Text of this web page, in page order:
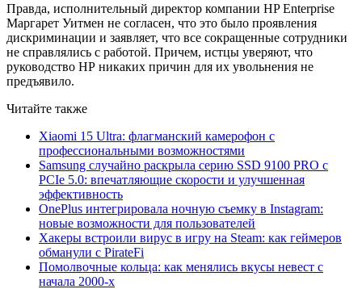
Правда, исполнительный директор компании HP Enterprise
Маргарет Уитмен не согласен, что это было проявления
дискриминации и заявляет, что все сокращенные сотрудники
не справлялись с работой. Причем, истцы уверяют, что
руководство НР никаких причин для их увольнения не
предъявило.
Читайте также
Xiaomi 15 Ultra: флагманский камерофон с
профессиональными возможностями
Samsung случайно раскрыла серию SSD 9100 PRO с
PCIe 5.0: впечатляющие скорости и улучшенная
эффективность
OnePlus интегрировала ночную съемку в Instagram:
новые возможности для пользователей
Хакеры встроили вирус в игру на Steam: как геймеров
обманули с PirateFi
Помолвочные кольца: как менялись вкусы невест с
начала 2000-х